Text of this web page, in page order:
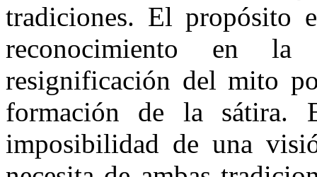
tradiciones. El propósito
reconocimiento en
resignificación del mito
formación de la sátira.
imposibilidad de una